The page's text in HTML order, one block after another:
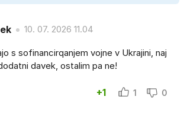
10. 07. 2026 11.04
s sofinancirqanjem vojne v Ukrajini, naj
davek, ostalim pa ne!
+1 1 0